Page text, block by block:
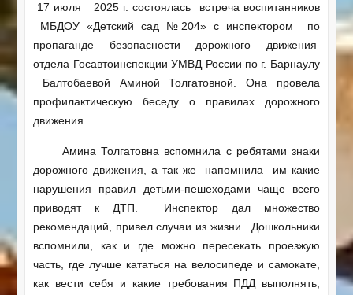
17 июля 2025 г. состоялась встреча воспитанников
МБДОУ «Детский сад №204» с инспектором по
пропаганде безопасности дорожного движения
отдела Госавтоинспекции УМВД России по г. Барнаулу
Балтобаевой Аминой Толгатовной. Она провела
профилактическую беседу о правилах дорожного
движения.
Амина Толгатовна вспомнила с ребятами знаки
дорожного движения, а так же напомнила им какие
нарушения правил детьми-пешеходами чаще всего
приводят к ДТП. Инспектор дал множество
рекомендаций, привел случаи из жизни. Дошкольники
вспомнили, как и где можно пересекать проезжую
часть, где лучше кататься на велосипеде и самокате,
как вести себя и какие требования ПДД выполнять,